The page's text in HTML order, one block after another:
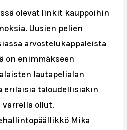
olevat linkit kauppoihin
Uusien pelien
arvostelukappaleista
on enimmäkseen
lautapelialan
erilaisia taloudellisiakin
varrella ollut.
Mika